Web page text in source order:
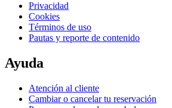
Privacidad
Cookies
Términos de uso
Pautas y reporte de contenido
Ayuda
Atención al cliente
Cambiar o cancelar tu reservación